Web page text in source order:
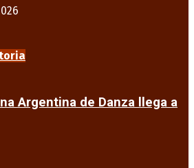
Argentina de Danza llega a